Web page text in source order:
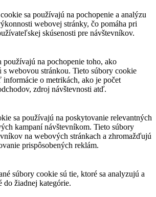
sa používajú na pochopenie a analýzu
webovej stránky, čo pomáha pri
skúsenosti pre návštevníkov.
používajú na pochopenie toho, ako
s webovou stránkou. Tieto súbory cookie
o metrikách, ako je počet
zdroj návštevnosti atď.
sa používajú na poskytovanie relevantných
kampaní návštevníkom. Tieto súbory
na webových stránkach a zhromažďujú
prispôsobených reklám.
súbory cookie sú tie, ktoré sa analyzujú a
do žiadnej kategórie.